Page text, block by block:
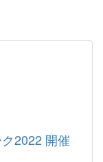
2022 開催